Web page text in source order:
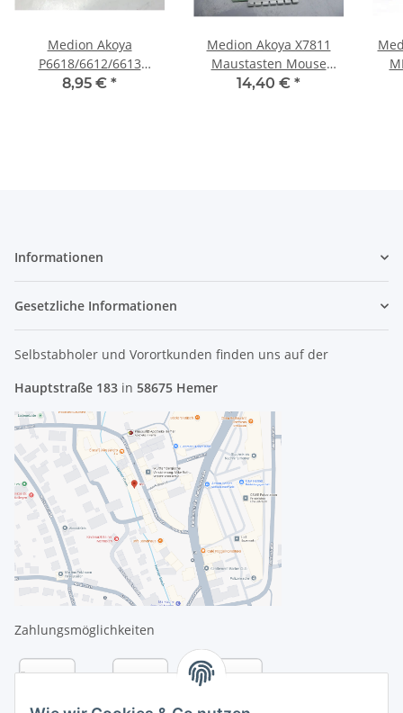
Medion Akoya
P6618/6612/6613
Webcam Kamera Modul
8,95 € *
Medion Akoya X7811
Maustasten Mouse
buttons Board mit
14,40 € *
Informationen
Gesetzliche Informationen
Selbstabholer und Vorortkunden finden uns auf der
Hauptstraße 183 in 58675 Hemer
Zahlungsmöglichkeiten